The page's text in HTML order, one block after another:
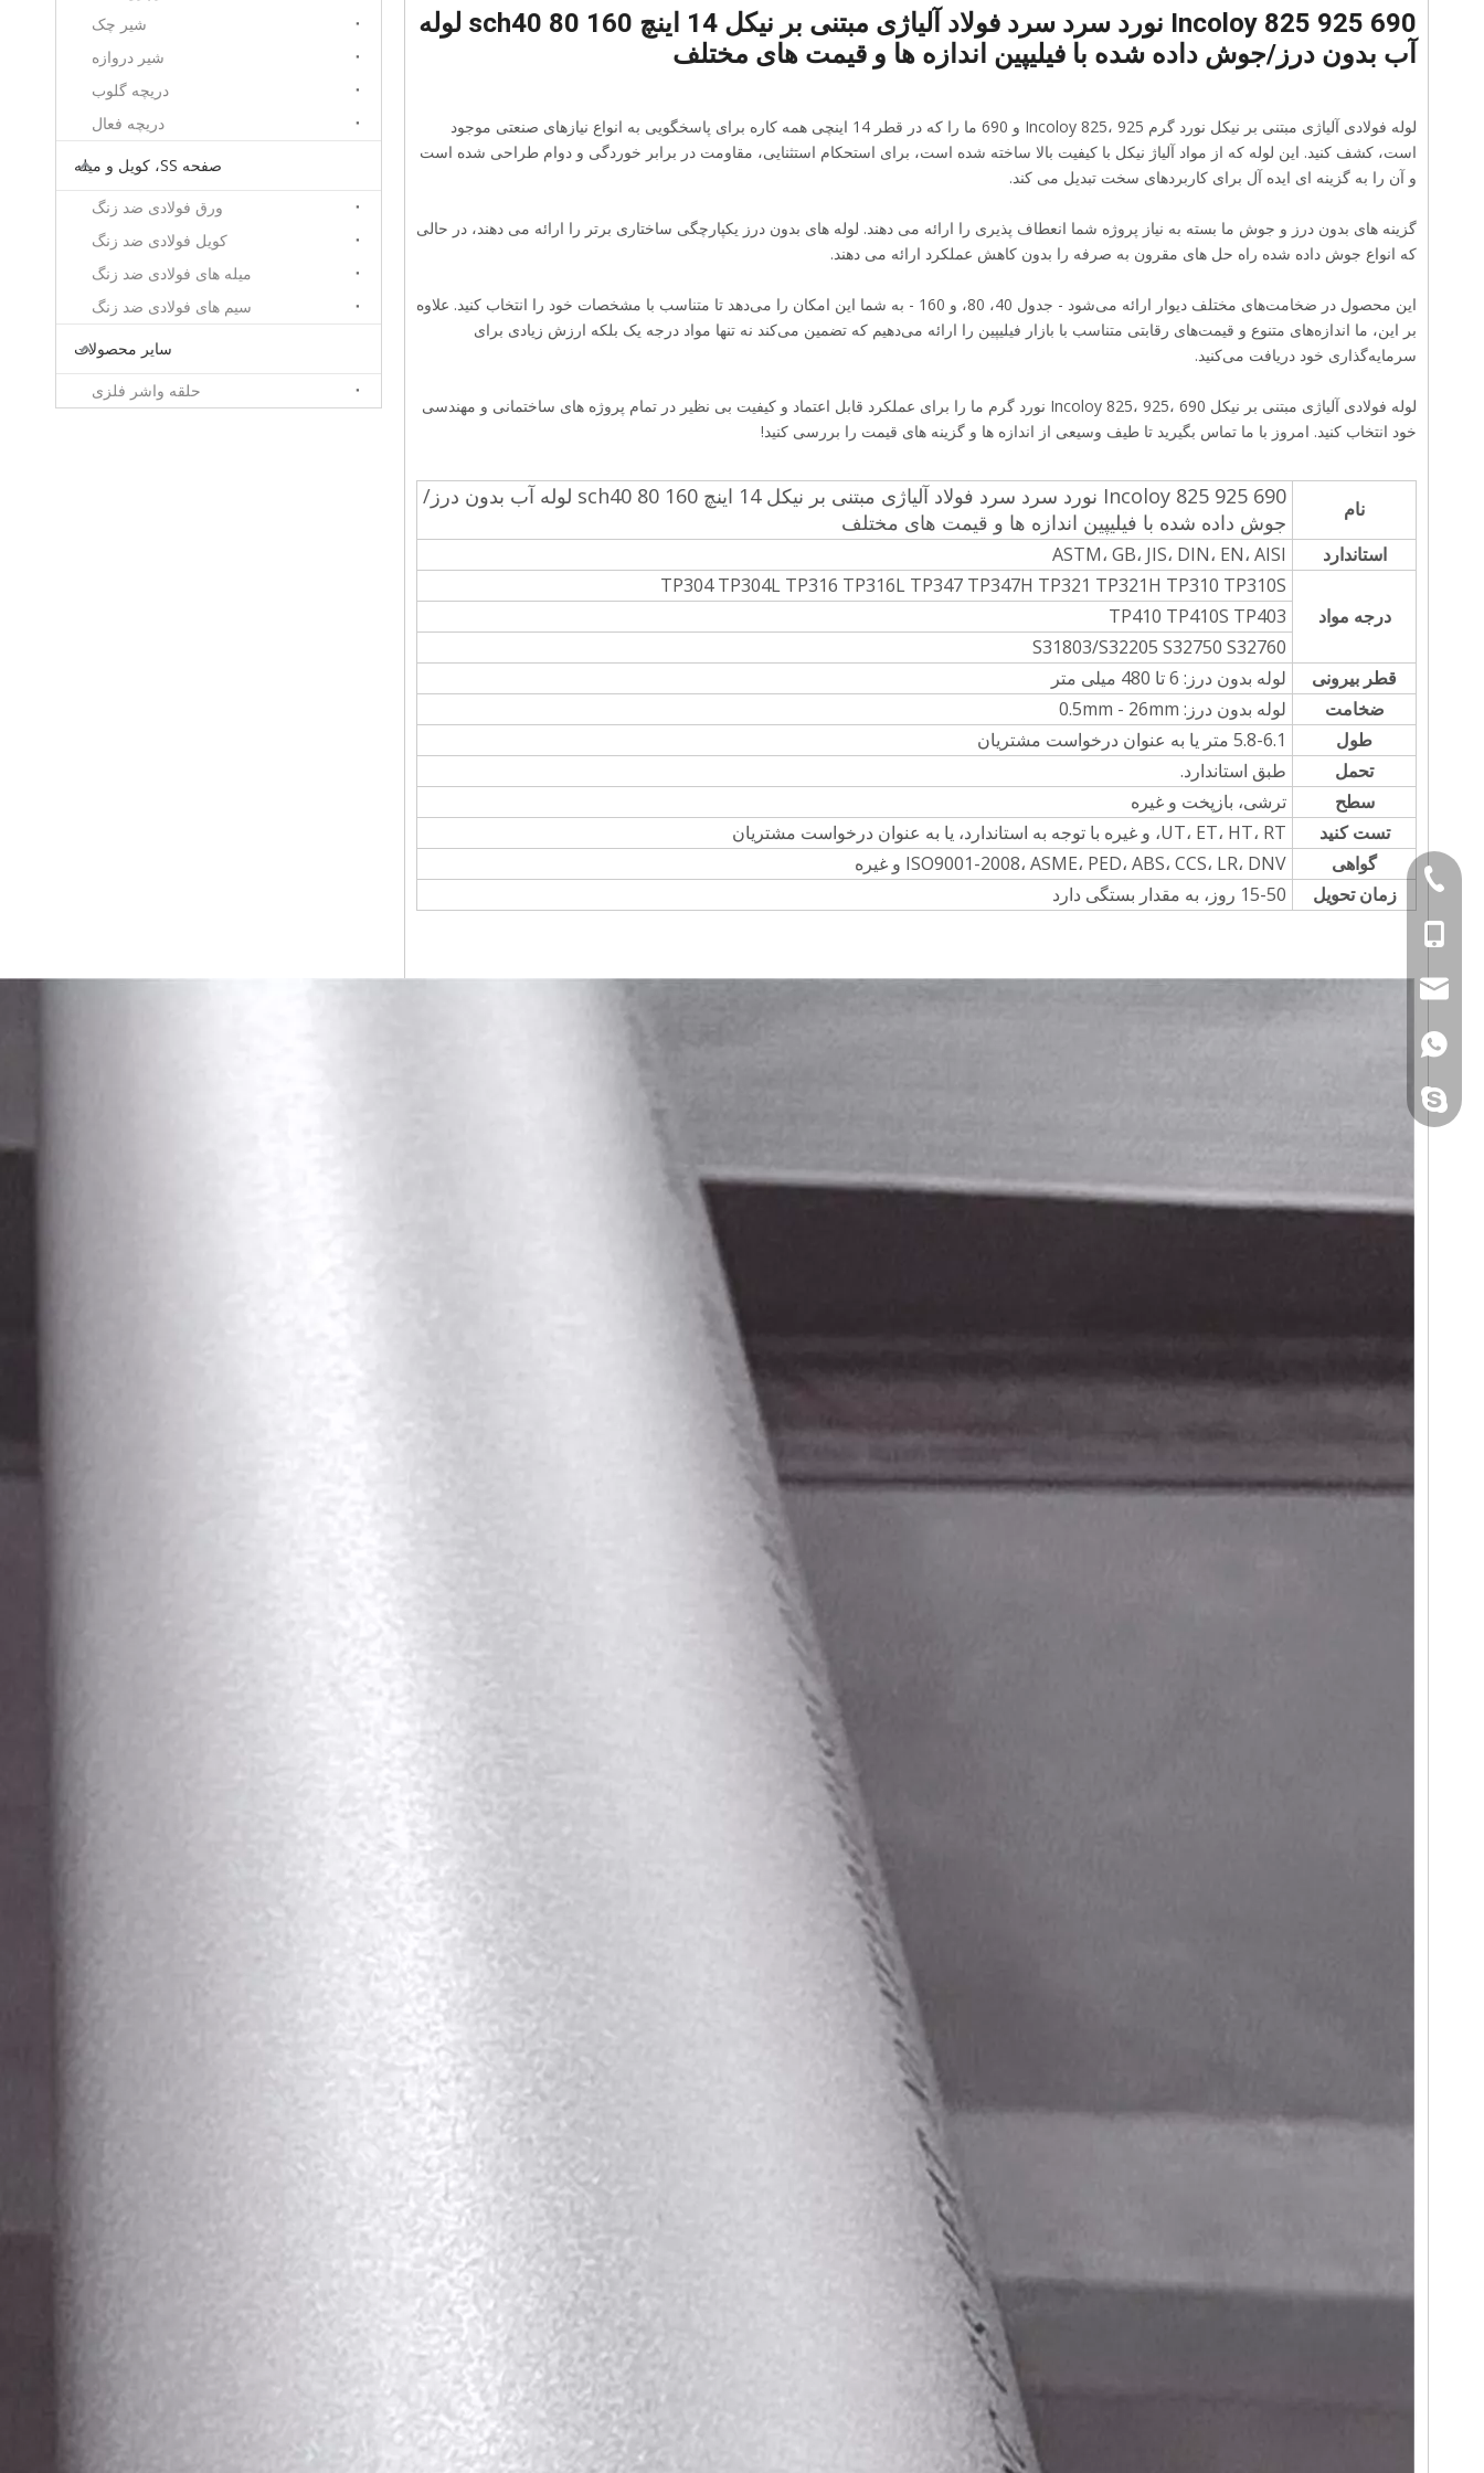
شیر چک
شیر دروازه
دریچه گلوب
دریچه فعال
صفحه SS، کویل و میله
ورق فولادی ضد زنگ
کویل فولادی ضد زنگ
میله های فولادی ضد زنگ
سیم های فولادی ضد زنگ
سایر محصولات
حلقه واشر فلزی
Incoloy 825 925 690 نورد سرد سرد فولاد آلیاژی مبتنی بر نیکل 14 اینچ sch40 80 160 لوله
آب بدون درز/جوش داده شده با فیلیپین اندازه ها و قیمت های مختلف
لوله فولادی آلیاژی مبتنی بر نیکل نورد گرم Incoloy 825، 925 و 690 ما را که در قطر 14 اینچی همه کاره برای پاسخگویی به انواع نیازهای صنعتی موجود
است، کشف کنید. این لوله که از مواد آلیاژ نیکل با کیفیت بالا ساخته شده است، برای استحکام استثنایی، مقاومت در برابر خوردگی و دوام طراحی شده است
و آن را به گزینه ای ایده آل برای کاربردهای سخت تبدیل می کند.
گزینه های بدون درز و جوش ما بسته به نیاز پروژه شما انعطاف پذیری را ارائه می دهند. لوله های بدون درز یکپارچگی ساختاری برتر را ارائه می دهند، در حالی
که انواع جوش داده شده راه حل های مقرون به صرفه را بدون کاهش عملکرد ارائه می دهند.
این محصول در ضخامت‌های مختلف دیوار ارائه می‌شود - جدول 40، 80، و 160 - به شما این امکان را می‌دهد تا متناسب با مشخصات خود را انتخاب کنید. علاوه
بر این، ما اندازه‌های متنوع و قیمت‌های رقابتی متناسب با بازار فیلیپین را ارائه می‌دهیم که تضمین می‌کند نه تنها مواد درجه یک بلکه ارزش زیادی برای
سرمایه‌گذاری خود دریافت می‌کنید.
لوله فولادی آلیاژی مبتنی بر نیکل Incoloy 825، 925، 690 نورد گرم ما را برای عملکرد قابل اعتماد و کیفیت بی نظیر در تمام پروژه های ساختمانی و مهندسی
خود انتخاب کنید. امروز با ما تماس بگیرید تا طیف وسیعی از اندازه ها و گزینه های قیمت را بررسی کنید!
نام
Incoloy 825 925 690 نورد سرد سرد فولاد آلیاژی مبتنی بر نیکل 14 اینچ sch40 80 160 لوله آب بدون درز/
جوش داده شده با فیلیپین اندازه ها و قیمت های مختلف
استاندارد ASTM، GB، JIS، DIN، EN، AISI
درجه مواد
TP304 TP304L TP316 TP316L TP347 TP347H TP321 TP321H TP310 TP310S
TP410 TP410S TP403
S31803/S32205 S32750 S32760
قطر بیرونی
لوله بدون درز: 6 تا 480 میلی متر
ضخامت
لوله بدون درز: 0.5mm - 26mm
طول
5.8-6.1 متر یا به عنوان درخواست مشتریان
تحمل
طبق استاندارد.
سطح
ترشی، بازپخت و غیره
تست کنید
UT، ET، HT، RT، و غیره با توجه به استاندارد، یا به عنوان درخواست مشتریان
گواهی
ISO9001-2008، ASME، PED، ABS، CCS، LR، DNV و غیره
زمان تحویل
15-50 روز، به مقدار بستگی دارد
+86-577-
+86
سینکاستیل